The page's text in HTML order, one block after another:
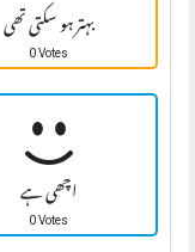
بہتر ہو سکتی تھی
0 Votes
اچھی ہے
0 Votes